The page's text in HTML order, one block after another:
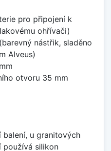
pro připojení k
ohřívači)
nástřik, sladěno
Alveus)
otvoru 35 mm
balení, u granitových
používá silikon